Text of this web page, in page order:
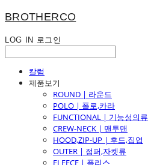
BROTHERCO
LOG IN 로그인
칼럼
제품보기
ROUND | 라운드
POLO | 폴로,카라
FUNCTIONAL | 기능성의류
CREW-NECK | 맨투맨
HOOD,ZIP-UP | 후드,집업
OUTER | 점퍼,자켓류
FLEECE | 플리스